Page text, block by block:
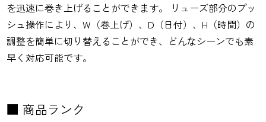
を迅速に巻き上げることができます。 リューズ部分のプッ
シュ操作により、W（巻上げ）、D（日付）、H（時間）の
調整を簡単に切り替えることができ、どんなシーンでも素
早く対応可能です。
■ 商品ランク